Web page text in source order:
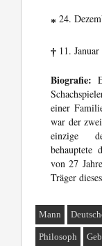
* 24.
† 11.
Biografie:
einer
war der
einzige
behauptete
von 27
Träger
Mann
Philosoph